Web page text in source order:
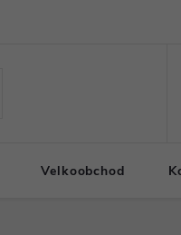
Velkoobchod